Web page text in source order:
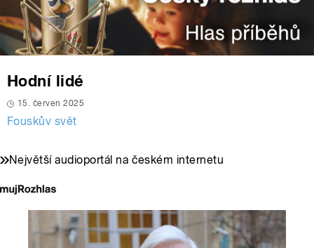
Hodní lidé
15. červen 2025
Fouskův svět
Největší audioportál na českém internetu